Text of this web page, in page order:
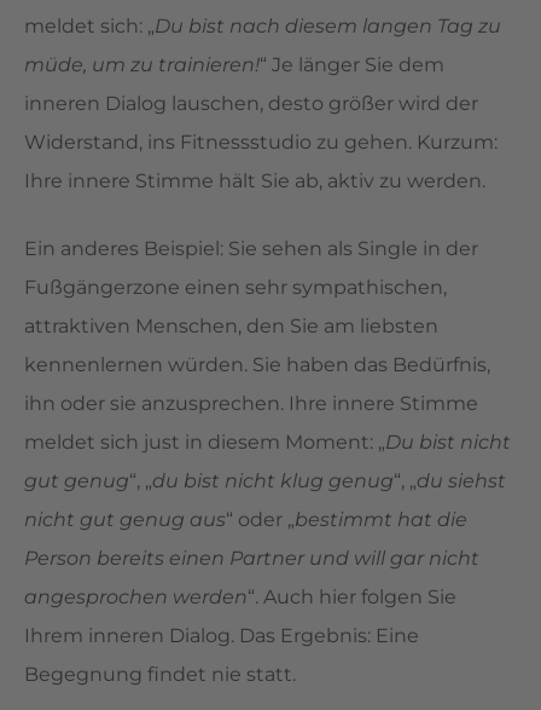
meldet sich: „Du bist nach diesem langen Tag zu
müde, um zu trainieren!“ Je länger Sie dem
inneren Dialog lauschen, desto größer wird der
Widerstand, ins Fitnessstudio zu gehen. Kurzum:
Ihre innere Stimme hält Sie ab, aktiv zu werden.
Ein anderes Beispiel: Sie sehen als Single in der
Fußgängerzone einen sehr sympathischen,
attraktiven Menschen, den Sie am liebsten
kennenlernen würden. Sie haben das Bedürfnis,
ihn oder sie anzusprechen. Ihre innere Stimme
meldet sich just in diesem Moment: „Du bist nicht
gut genug“, „du bist nicht klug genug“, „du siehst
nicht gut genug aus“ oder „bestimmt hat die
Person bereits einen Partner und will gar nicht
angesprochen werden“. Auch hier folgen Sie
Ihrem inneren Dialog. Das Ergebnis: Eine
Begegnung findet nie statt.